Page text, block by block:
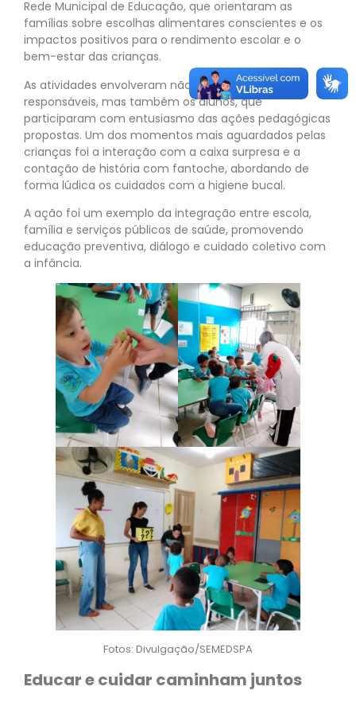
Rede Municipal de Educação, que orientaram as
famílias sobre escolhas alimentares conscientes e os
impactos positivos para o rendimento escolar e o
bem-estar das crianças.
As atividades envolveram não apenas os pais e
responsáveis, mas também os alunos, que
participaram com entusiasmo das ações pedagógicas
propostas. Um dos momentos mais aguardados pelas
crianças foi a interação com a caixa surpresa e a
contação de história com fantoche, abordando de
forma lúdica os cuidados com a higiene bucal.
A ação foi um exemplo da integração entre escola,
família e serviços públicos de saúde, promovendo
educação preventiva, diálogo e cuidado coletivo com
a infância.
Fotos: Divulgação/SEMEDSPA
Educar e cuidar caminham juntos